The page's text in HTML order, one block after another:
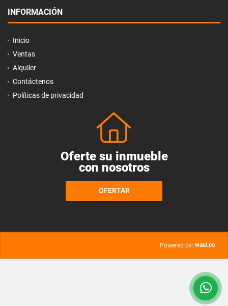
INFORMACIÓN
Inicio
Ventas
Alquiler
Contáctenos
Políticas de privacidad
Oferte su inmueble
con nosotros
OFERTAR
Powered by: wasi.co